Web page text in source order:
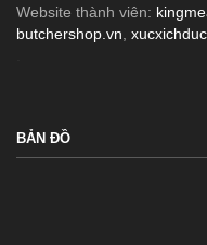
Website thành viên:
butchershop.vn
BẢN ĐỒ